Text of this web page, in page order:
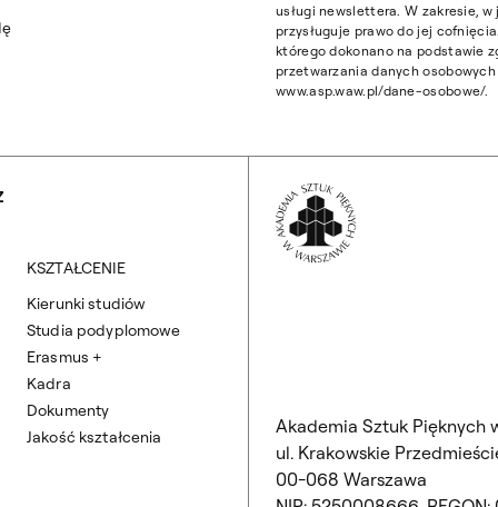
usługi newslettera. W zakresie,
przysługuje prawo do jej
którego dokonano na podstawie
przetwarzania danych
www.asp.waw.pl/dane-osobowe/.
KSZTAŁCENIE
Kierunki studiów
Studia podyplomowe
Erasmus +
Kadra
Dokumenty
Jakość kształcenia
Akademia Sztuk Pięknych
ul. Krakowskie
00-068 Warszawa